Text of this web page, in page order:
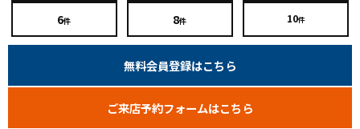
6件 8件 10件
無料会員登録はこちら
ご来店予約フォームはこちら